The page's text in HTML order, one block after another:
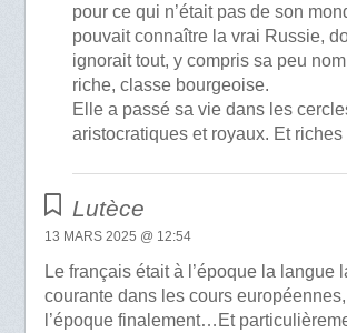
pour ce qui n’était pas de son
pouvait connaître la vrai Russie,
ignorait tout, y compris sa peu
riche, classe bourgeoise.
Elle a passé sa vie dans les
aristocratiques et royaux. Et riches
Lutèce
13 MARS 2025 @ 12:54
Le français était à l’époque la langue
courante dans les cours
l’époque finalement…Et